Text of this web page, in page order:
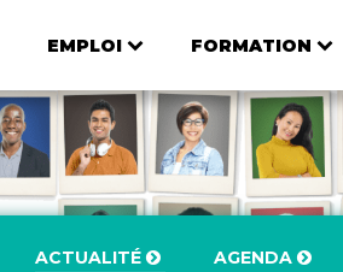
EMPLOI FORMATION
ACTUALITÉ AGENDA